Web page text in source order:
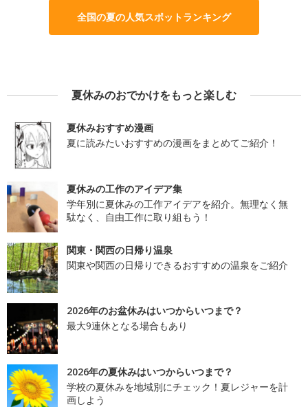
全国の夏の人気スポットランキング
夏休みのおでかけをもっと楽しむ
夏休みおすすめ漫画
夏に読みたいおすすめの漫画をまとめてご紹介！
夏休みの工作のアイデア集
学年別に夏休みの工作アイデアを紹介。無理なく無
駄なく、自由工作に取り組もう！
関東・関西の日帰り温泉
関東や関西の日帰りできるおすすめの温泉をご紹介
2026年のお盆休みはいつからいつまで？
最大9連休となる場合もあり
2026年の夏休みはいつからいつまで？
学校の夏休みを地域別にチェック！夏レジャーを計
画しよう